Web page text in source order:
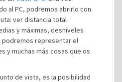
al PC, podremos abrirlo con
ver distancia total
y máximas, desniveles
podremos representar el
y muchas más cosas que os
de vista, es la posibilidad